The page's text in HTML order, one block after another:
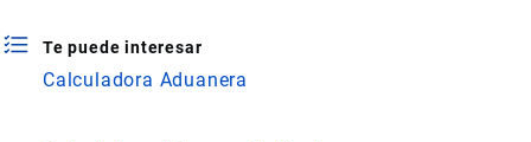
Te puede interesar
Calculadora Aduanera